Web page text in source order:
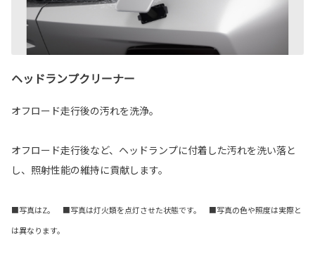
ヘッドランプクリーナー
オフロード走行後の汚れを洗浄。
オフロード走行後など、ヘッドランプに付着した汚れを洗い落と
し、照射性能の維持に貢献します。
■写真はZ。 ■写真は灯火類を点灯させた状態です。 ■写真の色や照度は実際と
は異なります。